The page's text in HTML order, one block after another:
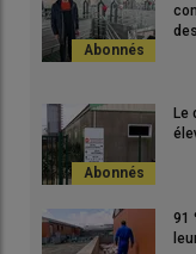
Le
91